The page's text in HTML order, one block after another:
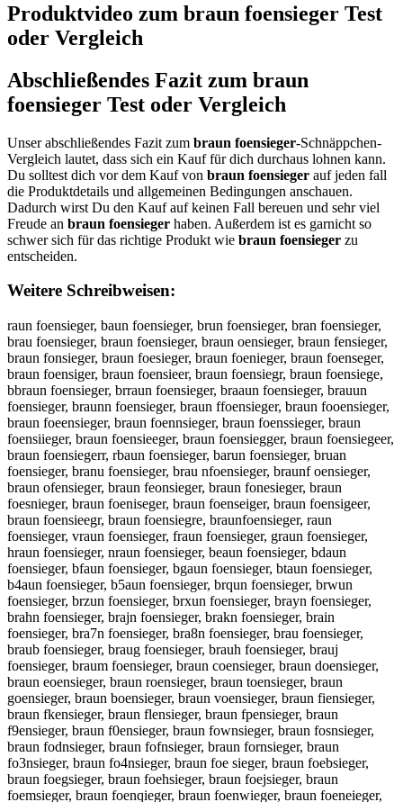
Produktvideo zum braun foensieger Test
oder Vergleich
Abschließendes Fazit zum braun
foensieger Test oder Vergleich
Unser abschließendes Fazit zum braun foensieger-Schnäppchen-
Vergleich lautet, dass sich ein Kauf für dich durchaus lohnen kann.
Du solltest dich vor dem Kauf von braun foensieger auf jeden fall
die Produktdetails und allgemeinen Bedingungen anschauen.
Dadurch wirst Du den Kauf auf keinen Fall bereuen und sehr viel
Freude an braun foensieger haben. Außerdem ist es garnicht so
schwer sich für das richtige Produkt wie braun foensieger zu
entscheiden.
Weitere Schreibweisen:
raun foensieger, baun foensieger, brun foensieger, bran foensieger,
brau foensieger, braun foensieger, braun oensieger, braun fensieger,
braun fonsieger, braun foesieger, braun foenieger, braun foenseger,
braun foensiger, braun foensieer, braun foensiegr, braun foensiege,
bbraun foensieger, brraun foensieger, braaun foensieger, brauun
foensieger, braunn foensieger, braun ffoensieger, braun fooensieger,
braun foeensieger, braun foennsieger, braun foenssieger, braun
foensiieger, braun foensieeger, braun foensiegger, braun foensiegeer,
braun foensiegerr, rbaun foensieger, barun foensieger, bruan
foensieger, branu foensieger, brau nfoensieger, braunf oensieger,
braun ofensieger, braun feonsieger, braun fonesieger, braun
foesnieger, braun foeniseger, braun foenseiger, braun foensigeer,
braun foensieegr, braun foensiegre, braunfoensieger, raun
foensieger, vraun foensieger, fraun foensieger, graun foensieger,
hraun foensieger, nraun foensieger, beaun foensieger, bdaun
foensieger, bfaun foensieger, bgaun foensieger, btaun foensieger,
b4aun foensieger, b5aun foensieger, brqun foensieger, brwun
foensieger, brzun foensieger, brxun foensieger, brayn foensieger,
brahn foensieger, brajn foensieger, brakn foensieger, brain
foensieger, bra7n foensieger, bra8n foensieger, brau foensieger,
braub foensieger, braug foensieger, brauh foensieger, brauj
foensieger, braum foensieger, braun coensieger, braun doensieger,
braun eoensieger, braun roensieger, braun toensieger, braun
goensieger, braun boensieger, braun voensieger, braun fiensieger,
braun fkensieger, braun flensieger, braun fpensieger, braun
f9ensieger, braun f0ensieger, braun fownsieger, braun fosnsieger,
braun fodnsieger, braun fofnsieger, braun fornsieger, braun
fo3nsieger, braun fo4nsieger, braun foe sieger, braun foebsieger,
braun foegsieger, braun foehsieger, braun foejsieger, braun
foemsieger, braun foenqieger, braun foenwieger, braun foeneieger,